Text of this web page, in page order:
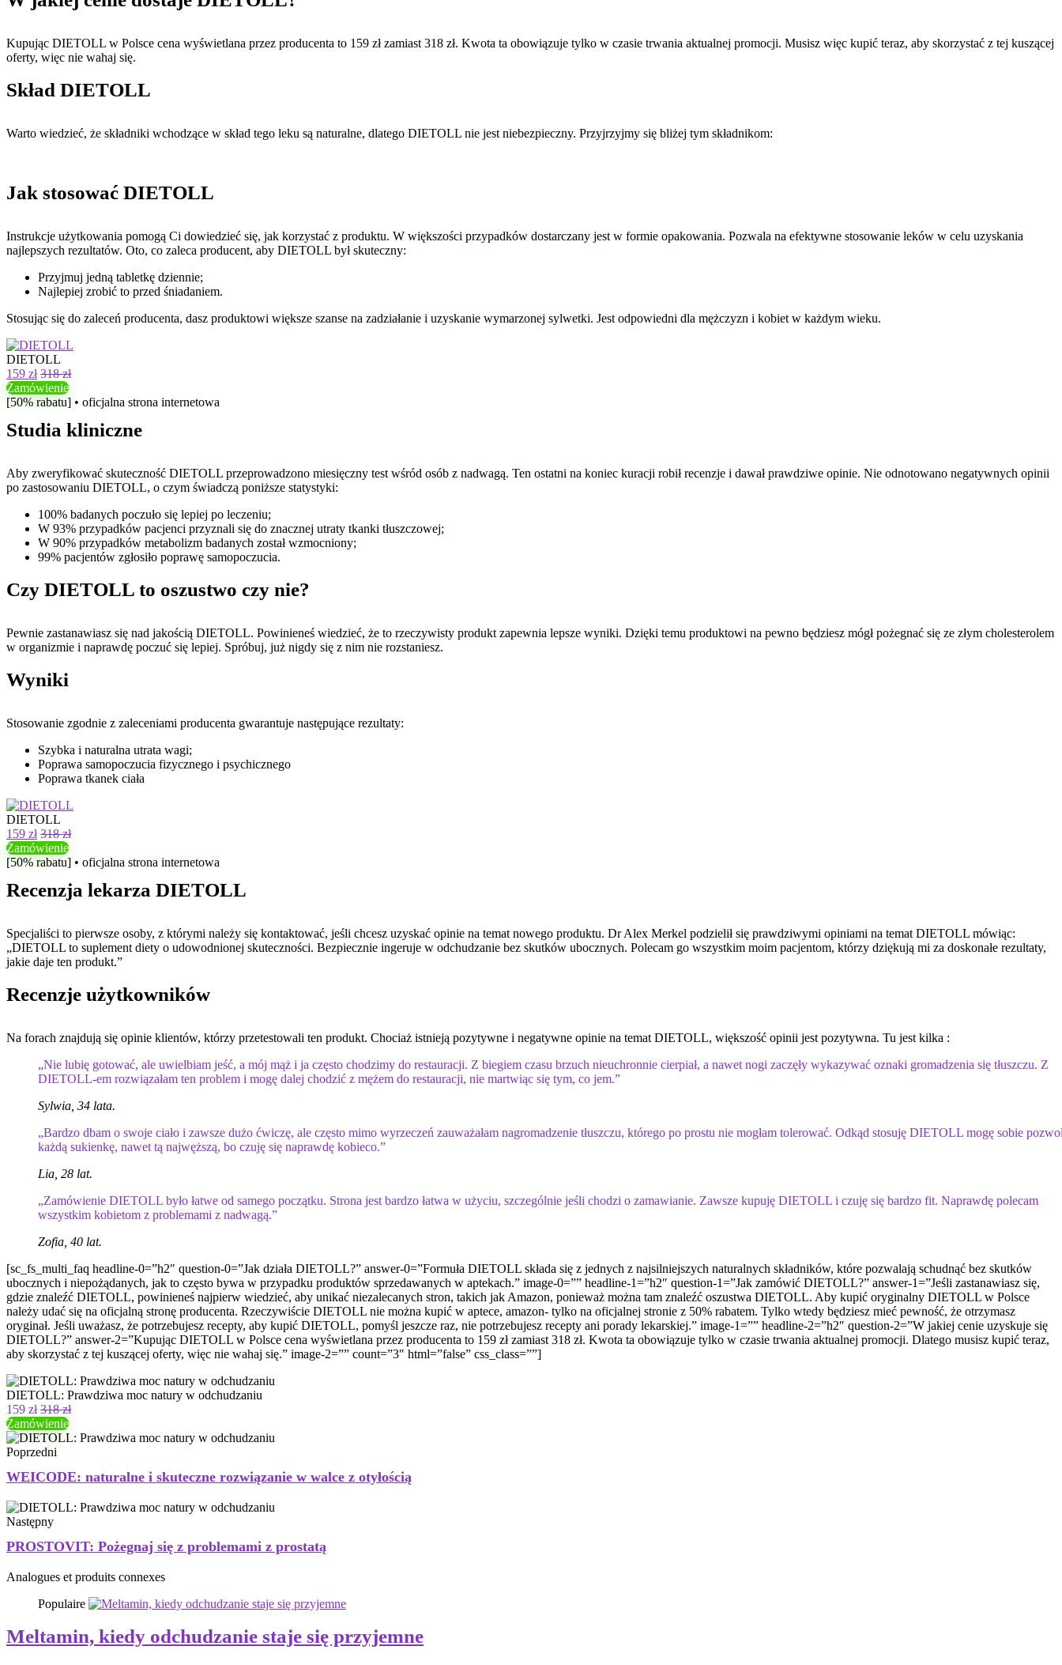
Kupując DIETOLL w Polsce cena wyświetlana przez producenta to 159 zł zamiast 318 zł. Kwota ta obowiązuje tylko w czasie trwania aktualnej promocji. Musisz więc kupić teraz, aby skorzystać z tej kuszącej
oferty, więc nie wahaj się.
Skład DIETOLL
Warto wiedzieć, że składniki wchodzące w skład tego leku są naturalne, dlatego DIETOLL nie jest niebezpieczny. Przyjrzyjmy się bliżej tym składnikom:
Jak stosować DIETOLL
Instrukcje użytkowania pomogą Ci dowiedzieć się, jak korzystać z produktu. W większości przypadków dostarczany jest w formie opakowania. Pozwala na efektywne stosowanie leków w celu uzyskania
najlepszych rezultatów. Oto, co zaleca producent, aby DIETOLL był skuteczny:
Przyjmuj jedną tabletkę dziennie;
Najlepiej zrobić to przed śniadaniem.
Stosując się do zaleceń producenta, dasz produktowi większe szanse na zadziałanie i uzyskanie wymarzonej sylwetki. Jest odpowiedni dla mężczyzn i kobiet w każdym wieku.
DIETOLL
159 zł 318 zł
Zamówienie
[50% rabatu] • oficjalna strona internetowa
Studia kliniczne
Aby zweryfikować skuteczność DIETOLL przeprowadzono miesięczny test wśród osób z nadwagą. Ten ostatni na koniec kuracji robił recenzje i dawał prawdziwe opinie. Nie odnotowano negatywnych opinii
po zastosowaniu DIETOLL, o czym świadczą poniższe statystyki:
100% badanych poczuło się lepiej po leczeniu;
W 93% przypadków pacjenci przyznali się do znacznej utraty tkanki tłuszczowej;
W 90% przypadków metabolizm badanych został wzmocniony;
99% pacjentów zgłosiło poprawę samopoczucia.
Czy DIETOLL to oszustwo czy nie?
Pewnie zastanawiasz się nad jakością DIETOLL. Powinieneś wiedzieć, że to rzeczywisty produkt zapewnia lepsze wyniki. Dzięki temu produktowi na pewno będziesz mógł pożegnać się ze złym cholesterolem
w organizmie i naprawdę poczuć się lepiej. Spróbuj, już nigdy się z nim nie rozstaniesz.
Wyniki
Stosowanie zgodnie z zaleceniami producenta gwarantuje następujące rezultaty:
Szybka i naturalna utrata wagi;
Poprawa samopoczucia fizycznego i psychicznego
Poprawa tkanek ciała
DIETOLL
159 zł 318 zł
Zamówienie
[50% rabatu] • oficjalna strona internetowa
Recenzja lekarza DIETOLL
Specjaliści to pierwsze osoby, z którymi należy się kontaktować, jeśli chcesz uzyskać opinie na temat nowego produktu. Dr Alex Merkel podzielił się prawdziwymi opiniami na temat DIETOLL mówiąc:
„DIETOLL to suplement diety o udowodnionej skuteczności. Bezpiecznie ingeruje w odchudzanie bez skutków ubocznych. Polecam go wszystkim moim pacjentom, którzy dziękują mi za doskonałe rezultaty,
jakie daje ten produkt.”
Recenzje użytkowników
Na forach znajdują się opinie klientów, którzy przetestowali ten produkt. Chociaż istnieją pozytywne i negatywne opinie na temat DIETOLL, większość opinii jest pozytywna. Tu jest kilka :
„Nie lubię gotować, ale uwielbiam jeść, a mój mąż i ja często chodzimy do restauracji. Z biegiem czasu brzuch nieuchronnie cierpiał, a nawet nogi zaczęły wykazywać oznaki gromadzenia się tłuszczu. Z
DIETOLL-em rozwiązałam ten problem i mogę dalej chodzić z mężem do restauracji, nie martwiąc się tym, co jem.”
Sylwia, 34 lata.
„Bardzo dbam o swoje ciało i zawsze dużo ćwiczę, ale często mimo wyrzeczeń zauważałam nagromadzenie tłuszczu, którego po prostu nie mogłam tolerować. Odkąd stosuję DIETOLL mogę sobie
każdą sukienkę, nawet tą najwęższą, bo czuję się naprawdę kobieco.”
Lia, 28 lat.
„Zamówienie DIETOLL było łatwe od samego początku. Strona jest bardzo łatwa w użyciu, szczególnie jeśli chodzi o zamawianie. Zawsze kupuję DIETOLL i czuję się bardzo fit. Naprawdę polecam
wszystkim kobietom z problemami z nadwagą.”
Zofia, 40 lat.
[sc_fs_multi_faq headline-0=”h2″ question-0=”Jak działa DIETOLL?” answer-0=”Formuła DIETOLL składa się z jednych z najsilniejszych naturalnych składników, które pozwalają schudnąć bez skutków
ubocznych i niepożądanych, jak to często bywa w przypadku produktów sprzedawanych w aptekach.” image-0=”” headline-1=”h2″ question-1=”Jak zamówić DIETOLL?” answer-1=”Jeśli zastanawiasz się,
gdzie znaleźć DIETOLL, powinieneś najpierw wiedzieć, aby unikać niezalecanych stron, takich jak Amazon, ponieważ można tam znaleźć oszustwa DIETOLL. Aby kupić oryginalny DIETOLL w Polsce
należy udać się na oficjalną stronę producenta. Rzeczywiście DIETOLL nie można kupić w aptece, amazon- tylko na oficjalnej stronie z 50% rabatem. Tylko wtedy będziesz mieć pewność, że otrzymasz
oryginał. Jeśli uważasz, że potrzebujesz recepty, aby kupić DIETOLL, pomyśl jeszcze raz, nie potrzebujesz recepty ani porady lekarskiej.” image-1=”” headline-2=”h2″ question-2=”W jakiej cenie uzyskuje się
DIETOLL?” answer-2=”Kupując DIETOLL w Polsce cena wyświetlana przez producenta to 159 zł zamiast 318 zł. Kwota ta obowiązuje tylko w czasie trwania aktualnej promocji. Dlatego musisz kupić teraz,
aby skorzystać z tej kuszącej oferty, więc nie wahaj się.” image-2=”” count=”3″ html=”false” css_class=””]
DIETOLL: Prawdziwa moc natury w odchudzaniu
159 zł318 zł
Zamówienie
Poprzedni
WEICODE: naturalne i skuteczne rozwiązanie w walce z otyłością
Następny
PROSTOVIT: Pożegnaj się z problemami z prostatą
Analogues et produits connexes
Populaire
Meltamin, kiedy odchudzanie staje się przyjemne